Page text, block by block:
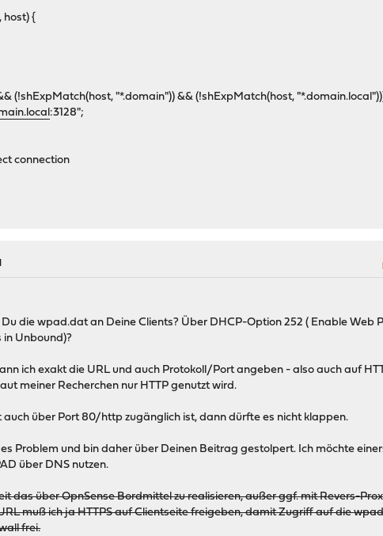
host) {
(!shExpMatch(host, "*.domain")) && (!shExpMatch(host,
:3128";
connection
die wpad.dat an Deine Clients? Über DHCP-Option 252 ( Enable Web
in Unbound)?
ich exakt die URL und auch Protokoll/Port angeben - also auch auf
meiner Recherchen nur HTTP genutzt wird.
über Port 80/http zugänglich ist, dann dürfte es nicht klappen.
Problem und bin daher über Deinen Beitrag gestolpert. Ich möchte
über DNS nutzen.
das über OpnSense Bordmittel zu realisieren, außer ggf. mit Revers-
muß ich ja HTTPS auf Clientseite freigeben, damit Zugriff auf die
frei.